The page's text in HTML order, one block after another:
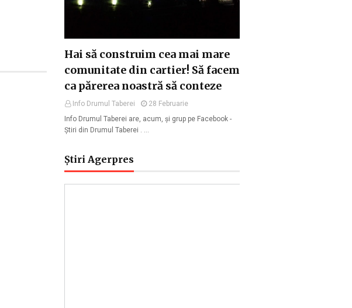
Hai să construim cea mai mare
comunitate din cartier! Să facem
ca părerea noastră să conteze
Info Drumul Taberei
28 Februarie
Info Drumul Taberei are, acum, și grup pe Facebook -
Știri din Drumul Taberei . …
Știri Agerpres